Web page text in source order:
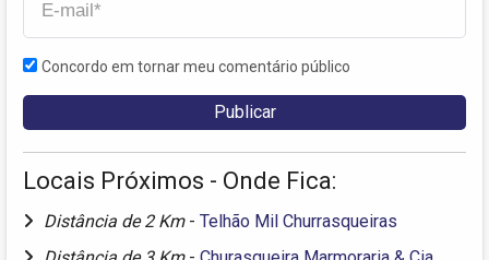
Concordo em tornar meu comentário público
Locais Próximos - Onde Fica:
Distância de 2 Km - Telhão Mil Churrasqueiras